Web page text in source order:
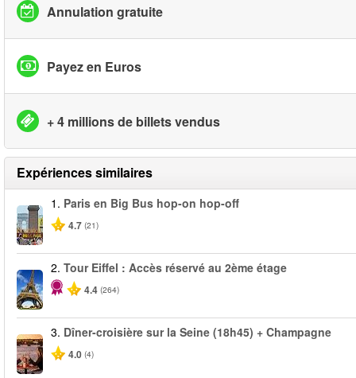
Annulation gratuite
Payez en Euros
+ 4 millions de billets vendus
Expériences similaires
1. Paris en Big Bus hop-on hop-off
4.7 (21)
2. Tour Eiffel : Accès réservé au 2ème étage
4.4 (264)
3. Dîner-croisière sur la Seine (18h45) + Champagne
4.0 (4)